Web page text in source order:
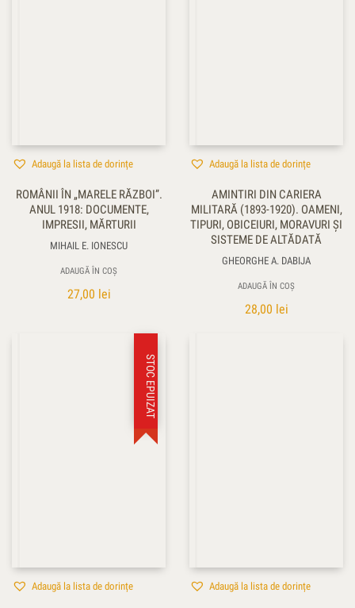
Adaugă la lista de dorințe
ROMÂNII ÎN „MARELE RĂZBOI”.
ANUL 1918: DOCUMENTE,
IMPRESII, MĂRTURII
MIHAIL E. IONESCU
ADAUGĂ ÎN COȘ
27,00 lei
Adaugă la lista de dorințe
AMINTIRI DIN CARIERA
MILITARĂ (1893-1920). OAMENI,
TIPURI, OBICEIURI, MORAVURI ŞI
SISTEME DE ALTĂDATĂ
GHEORGHE A. DABIJA
ADAUGĂ ÎN COȘ
28,00 lei
STOC EPUIZAT
Adaugă la lista de dorințe Adaugă la lista de dorințe